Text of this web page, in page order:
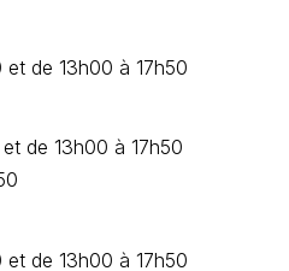
de 13h00 à 17h50
de 13h00 à 17h50
de 13h00 à 17h50